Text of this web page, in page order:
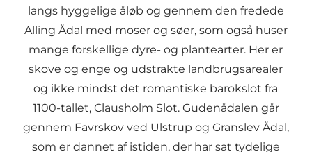
langs hyggelige åløb og gennem den fredede
Alling Ådal med moser og søer, som også huser
mange forskellige dyre- og plantearter. Her er
skove og enge og udstrakte landbrugsarealer
og ikke mindst det romantiske barokslot fra
1100-tallet, Clausholm Slot. Gudenådalen går
gennem Favrskov ved Ulstrup og Granslev Ådal,
som er dannet af istiden, der har sat tydelige